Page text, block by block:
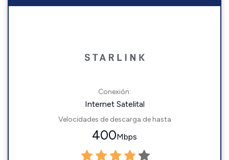
Conexión:
Internet Satelital
Velocidades de descarga de hasta
400Mbps